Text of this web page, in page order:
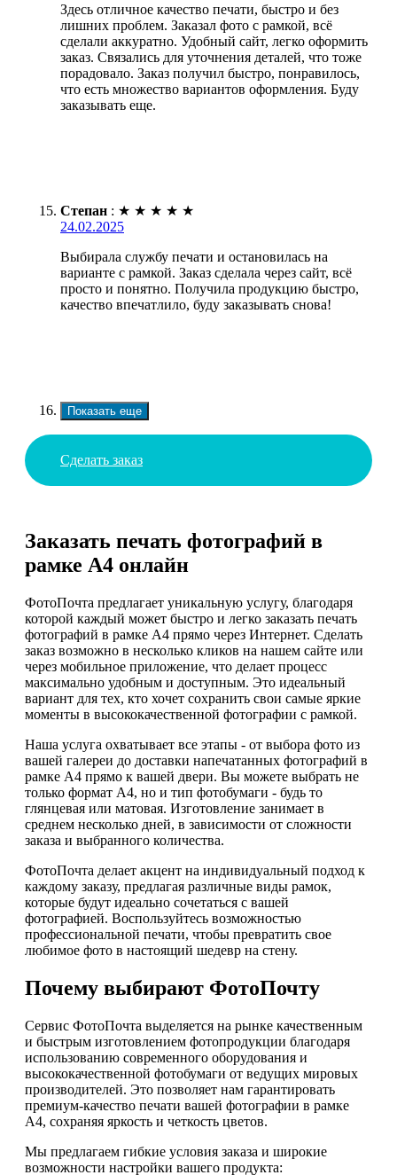
Здесь отличное качество печати, быстро и без
лишних проблем. Заказал фото с рамкой, всё
сделали аккуратно. Удобный сайт, легко оформить
заказ. Связались для уточнения деталей, что тоже
порадовало. Заказ получил быстро, понравилось,
что есть множество вариантов оформления. Буду
заказывать еще.
Степан : ★ ★ ★ ★ ★
24.02.2025
Выбирала службу печати и остановилась на
варианте с рамкой. Заказ сделала через сайт, всё
просто и понятно. Получила продукцию быстро,
качество впечатлило, буду заказывать снова!
Показать еще
Сделать заказ
Заказать печать фотографий в
рамке А4 онлайн
ФотоПочта предлагает уникальную услугу, благодаря
которой каждый может быстро и легко заказать печать
фотографий в рамке А4 прямо через Интернет. Сделать
заказ возможно в несколько кликов на нашем сайте или
через мобильное приложение, что делает процесс
максимально удобным и доступным. Это идеальный
вариант для тех, кто хочет сохранить свои самые яркие
моменты в высококачественной фотографии с рамкой.
Наша услуга охватывает все этапы - от выбора фото из
вашей галереи до доставки напечатанных фотографий в
рамке А4 прямо к вашей двери. Вы можете выбрать не
только формат А4, но и тип фотобумаги - будь то
глянцевая или матовая. Изготовление занимает в
среднем несколько дней, в зависимости от сложности
заказа и выбранного количества.
ФотоПочта делает акцент на индивидуальный подход к
каждому заказу, предлагая различные виды рамок,
которые будут идеально сочетаться с вашей
фотографией. Воспользуйтесь возможностью
профессиональной печати, чтобы превратить свое
любимое фото в настоящий шедевр на стену.
Почему выбирают ФотоПочту
Сервис ФотоПочта выделяется на рынке качественным
и быстрым изготовлением фотопродукции благодаря
использованию современного оборудования и
высококачественной фотобумаги от ведущих мировых
производителей. Это позволяет нам гарантировать
премиум-качество печати вашей фотографии в рамке
А4, сохраняя яркость и четкость цветов.
Мы предлагаем гибкие условия заказа и широкие
возможности настройки вашего продукта: